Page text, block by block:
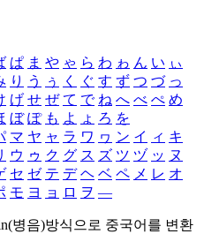
ぱ ま や ゃ ら わ ゎ ん い ぃ
り う ぅ く ぐ す ず つ づ っ
げ せ ぜ て で ね へ べ ぺ め
ぼ ぽ も よ ょ ろ を
マ ヤ ャ ラ ワ ヮ ン イ ィ キ
ウ ゥ ク グ ス ズ ツ ヅ ッ ヌ
セ ゼ テ デ ヘ ベ ペ メ レ オ
モ ヨ ョ ロ ヲ ―
병음)방식으로 중국어를 변환